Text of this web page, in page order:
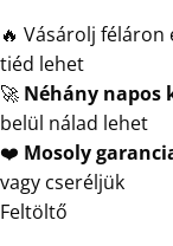
🔥 Vásárolj
tiéd lehet
🚀 Néhány napos
belül nálad lehet
❤️ Mosoly
vagy cseréljük
Feltöltő